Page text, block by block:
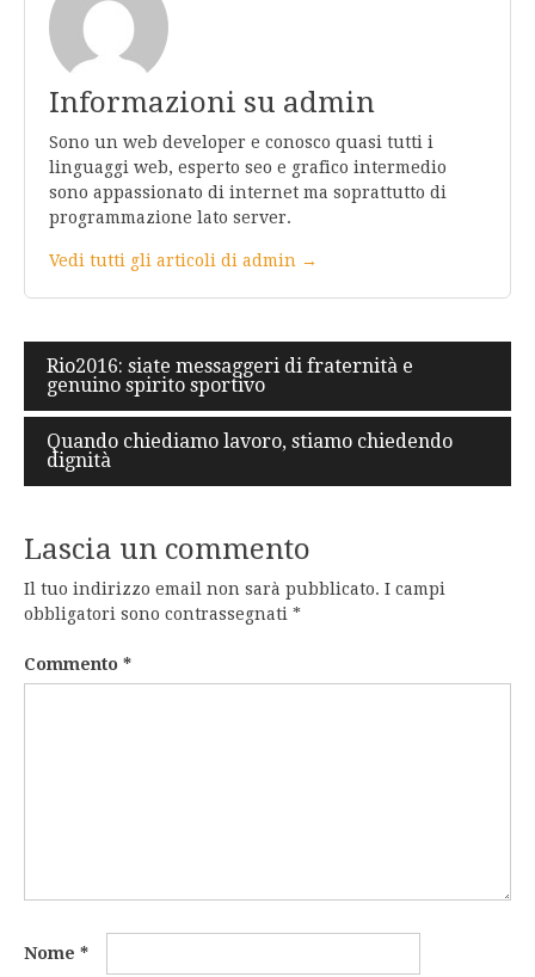
Informazioni su admin
Sono un web developer e conosco quasi tutti i
linguaggi web, esperto seo e grafico intermedio
sono appassionato di internet ma soprattutto di
programmazione lato server.
Vedi tutti gli articoli di admin →
Navigazione
articoli
Rio2016: siate messaggeri di fraternità e
genuino spirito sportivo
Quando chiediamo lavoro, stiamo chiedendo
dignità
Lascia un commento
Il tuo indirizzo email non sarà pubblicato. I campi
obbligatori sono contrassegnati *
Commento *
Nome *